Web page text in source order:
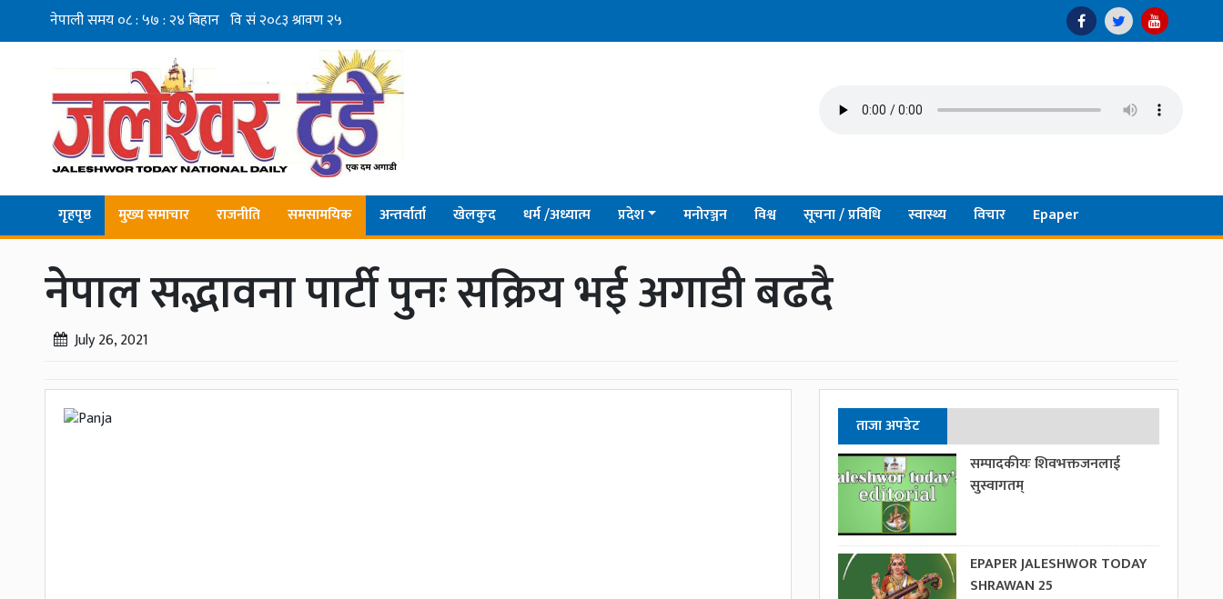
गृहपृष्ठ मुख्य समाचार राजनीति समसामयिक अन्तर्वार्ता खेलकुद धर्म /अध्यात्म प्रदेश मनोरञ्जन विश्व सूचना / प्रविधि स्वास्थ्य विचार Epaper
नेपाल सद्भावना पार्टी पुनः सक्रिय भई अगाडी बढदै
July 26, 2021
ताजा अपडेट
सम्पादकीयः शिवभक्तजनलाई
सुस्वागतम्
EPAPER JALESHWOR TODAY
SHRAWAN 25